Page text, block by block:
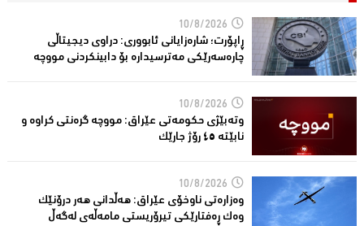
10/8/2026
ڕاپۆرت؛ شاره‌زایانی ئابووری: دراوی دیجیتاڵی
چاره‌سه‌رێكی مه‌ترسیداره‌ بۆ دابینكردنی مووچه‌
10/8/2026
وتەبێژی حکومەتی عێراق: مووچە گرەنتی کراوە و
نابێتە ٤٥ رۆژ جارێک
10/8/2026
وەزارەتی ناوخۆی عێراق: هەڵدانی هەر درۆنێک
وەک ڕەفتارێکی تیرۆریستی مامەڵەی لەگەڵ